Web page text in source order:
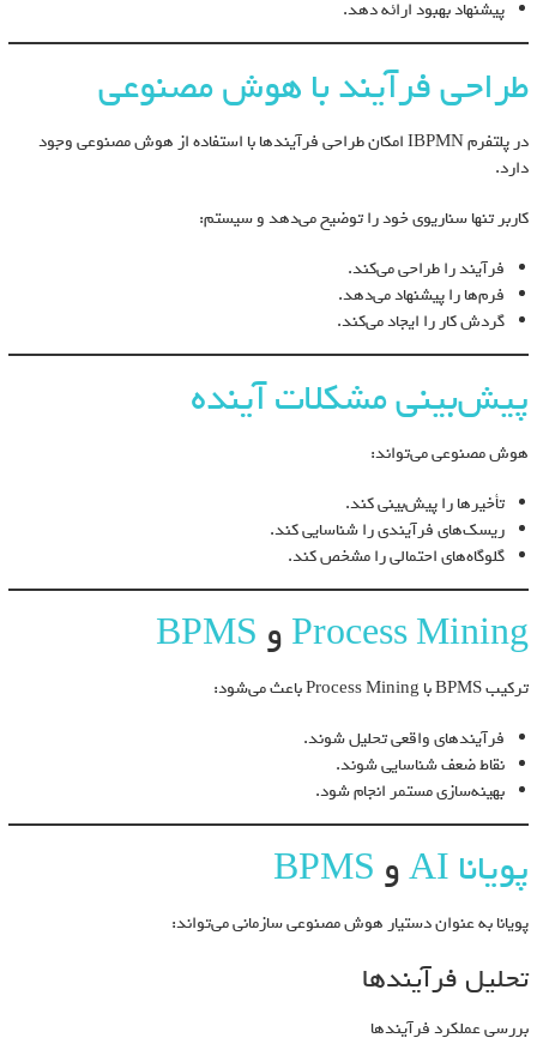
پیشنهاد بهبود ارائه دهد.
طراحی فرآیند با هوش مصنوعی
در پلتفرم IBPMN امکان طراحی فرآیندها با استفاده از هوش مصنوعی وجود
دارد.
کاربر تنها سناریوی خود را توضیح می‌دهد و سیستم:
فرآیند را طراحی می‌کند.
فرم‌ها را پیشنهاد می‌دهد.
گردش کار را ایجاد می‌کند.
پیش‌بینی مشکلات آینده
هوش مصنوعی می‌تواند:
تأخیرها را پیش‌بینی کند.
ریسک‌های فرآیندی را شناسایی کند.
گلوگاه‌های احتمالی را مشخص کند.
Process Miningو BPMS
ترکیب BPMS با Process Mining باعث می‌شود:
فرآیندهای واقعی تحلیل شوند.
نقاط ضعف شناسایی شوند.
بهینه‌سازی مستمر انجام شود.
پویانا AI و BPMS
پویانا به عنوان دستیار هوش مصنوعی سازمانی می‌تواند:
تحلیل فرآیندها
بررسی عملکرد فرآیندها